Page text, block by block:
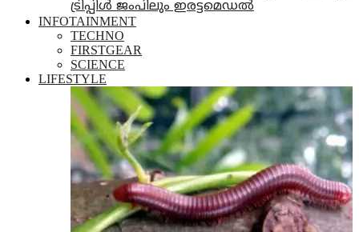
ട്രിപ്പിള്‍ ജംപിലും ഇരട്ടമെഡല്‍
INFOTAINMENT
TECHNO
FIRSTGEAR
SCIENCE
LIFESTYLE